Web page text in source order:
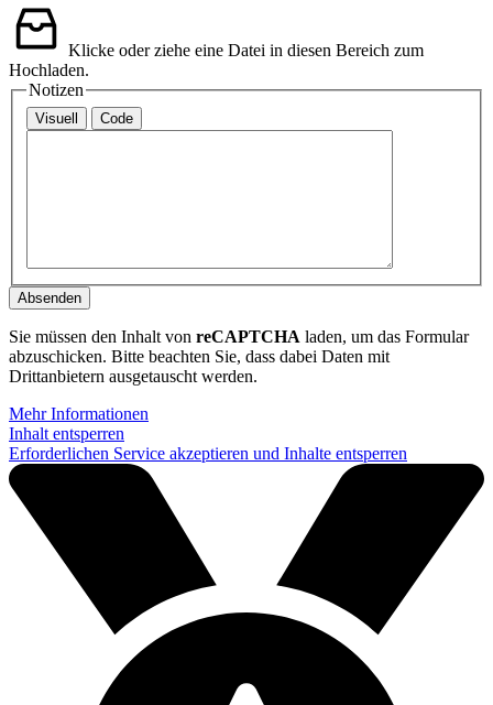
Klicke oder ziehe eine Datei in diesen Bereich zum
Hochladen.
Notizen
Visuell Code
Absenden
Sie müssen den Inhalt von reCAPTCHA laden, um das Formular
abzuschicken. Bitte beachten Sie, dass dabei Daten mit
Drittanbietern ausgetauscht werden.
Mehr Informationen
Inhalt entsperren
Erforderlichen Service akzeptieren und Inhalte entsperren